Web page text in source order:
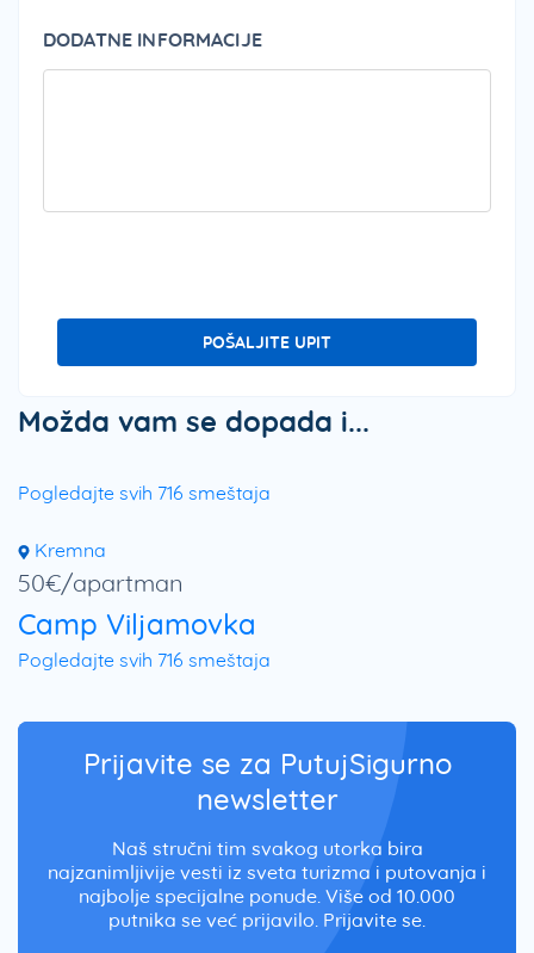
DODATNE INFORMACIJE
POŠALJITE UPIT
Možda vam se dopada i...
Pogledajte svih 716 smeštaja
Kremna
50€/apartman
Camp Viljamovka
Pogledajte svih 716 smeštaja
Prijavite se za PutujSigurno
newsletter
Naš stručni tim svakog utorka bira
najzanimljivije vesti iz sveta turizma i putovanja i
najbolje specijalne ponude. Više od 10.000
putnika se već prijavilo. Prijavite se.